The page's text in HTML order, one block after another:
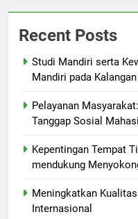
Recent Posts
Studi Mandiri serta
Mandiri pada
Pelayanan
Tanggap Sosial
Kepentingan Tempat
mendukung
Meningkatkan
Internasional